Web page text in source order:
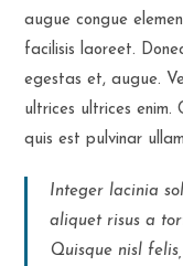
augue congue
facilisis laoreet.
egestas et, augue.
ultrices ultrices
quis est pulvinar
Integer lacinia
aliquet risus a
Quisque nisl